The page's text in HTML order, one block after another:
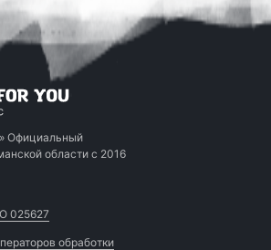
Официальный
области с 2016
025627
обработки